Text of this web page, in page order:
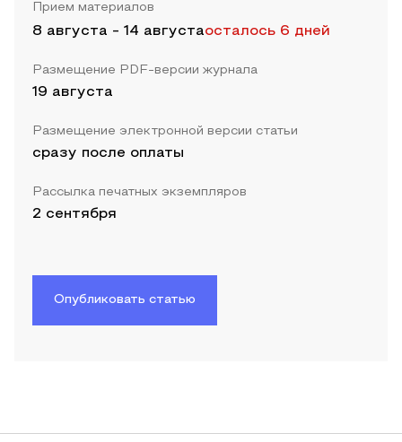
Прием материалов
8 августа - 14 августаосталось 6 дней
Размещение PDF-версии журнала
19 августа
Размещение электронной версии статьи
сразу после оплаты
Рассылка печатных экземпляров
2 сентября
Опубликовать статью